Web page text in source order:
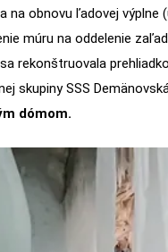
na obnovu ľadovej výplne
múru na oddelenie
rekonštruovala
skupiny SSS
dómom.